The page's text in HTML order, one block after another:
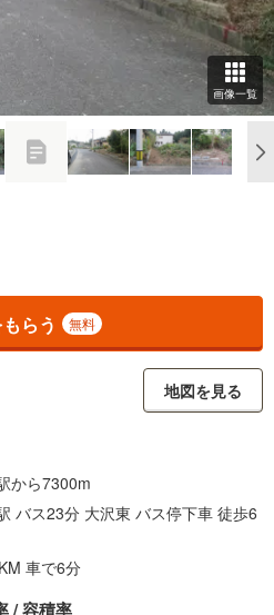
画像一覧
らう 無料
地図を見る
から7300m
バス23分 大沢東 バス停下車 徒歩6
車で6分
/ 容積率